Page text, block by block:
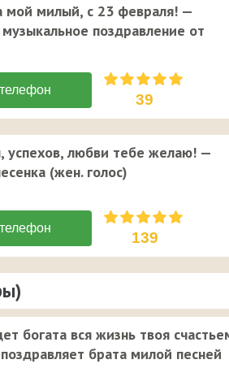
мой милый, с 23 февраля! —
поздравление от
39
успехов, любви тебе желаю! —
(жен. голос)
139
богата вся жизнь твоя
брата милой песней